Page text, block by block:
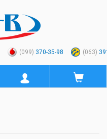
(099) 370-35-98 (063)